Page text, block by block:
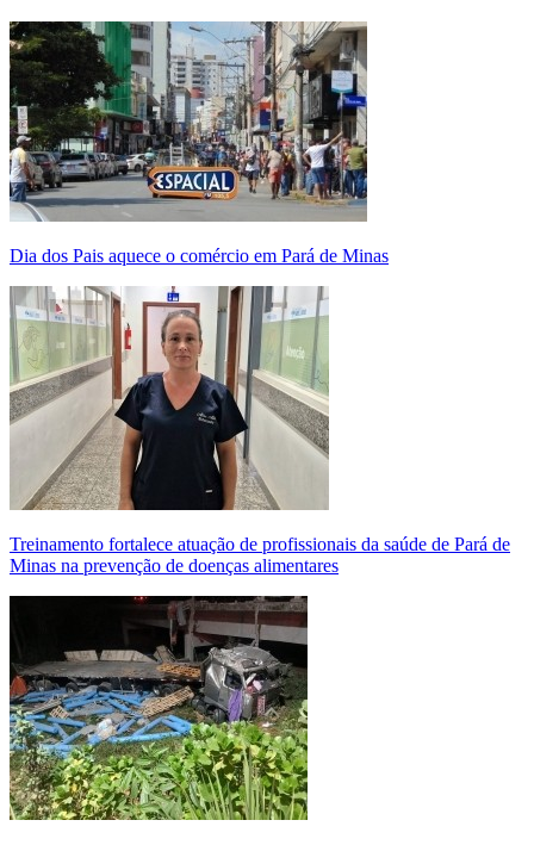
Dia dos Pais aquece o comércio em Pará de Minas
Treinamento fortalece atuação de profissionais da saúde de Pará de
Minas na prevenção de doenças alimentares